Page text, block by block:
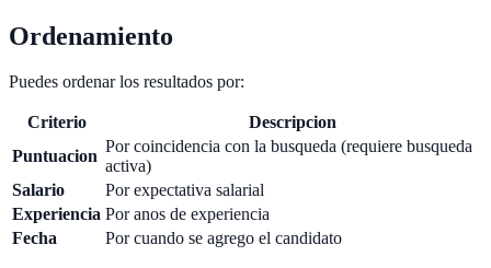
Ordenamiento
Puedes ordenar los resultados por:
Criterio
Descripcion
Puntuacion
Por coincidencia con la busqueda (requiere busqueda
activa)
Salario
Por expectativa salarial
Experiencia Por anos de experiencia
Fecha
Por cuando se agrego el candidato